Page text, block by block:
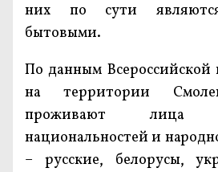
них по сути
бытовыми.
По данным Всероссийской
на территории
проживают лица
национальностей и
– русские, белорусы,